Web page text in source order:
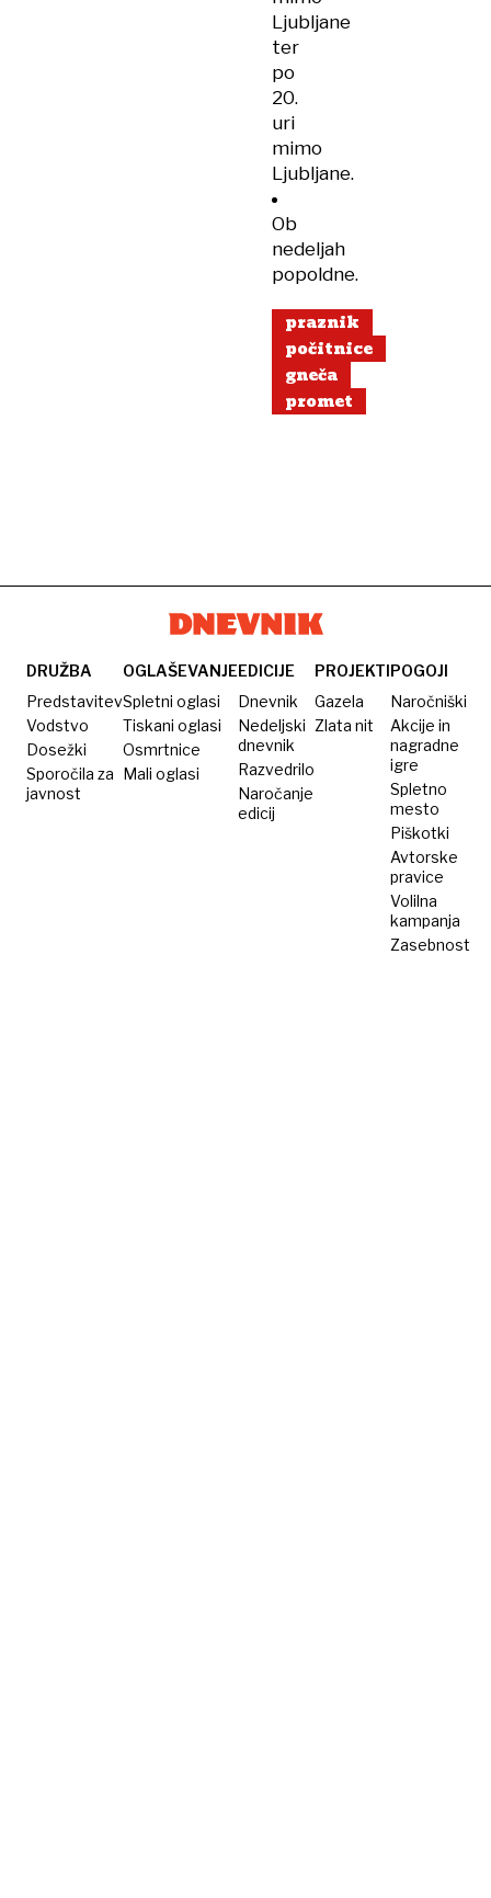
Ljubljane
ter
po
20.
uri
mimo
Ljubljane.
Ob
nedeljah
popoldne.
praznik
počitnice
gneča
promet
DRUŽBA
Predstavitev
Vodstvo
Dosežki
Sporočila za
javnost
OGLAŠEVANJE
Spletni oglasi
Tiskani oglasi
Osmrtnice
Mali oglasi
EDICIJE
Dnevnik
Nedeljski
dnevnik
Razvedrilo
Naročanje
edicij
PROJEKTI
Gazela
Zlata nit
POGOJI
Naročniški
Akcije in
nagradne
igre
Spletno
mesto
Piškotki
Avtorske
pravice
Volilna
kampanja
Zasebnost